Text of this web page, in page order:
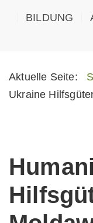
BILDUNG
Aktuelle Seite:
Ukraine